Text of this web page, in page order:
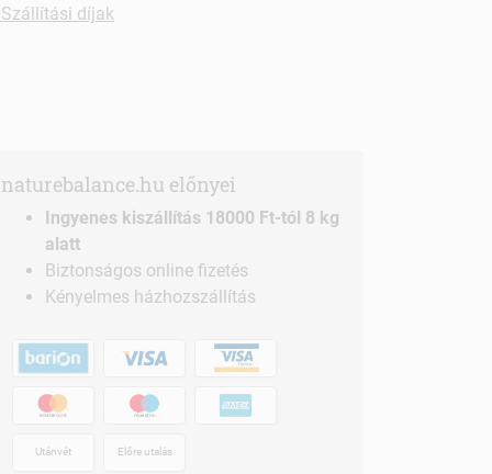
Szállítási díjak
naturebalance.hu előnyei
Ingyenes kiszállítás 18000 Ft-tól 8 kg
alatt
Biztonságos online fizetés
Kényelmes házhozszállítás
Utánvét Előre utalás